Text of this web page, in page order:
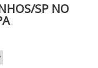
SP NO